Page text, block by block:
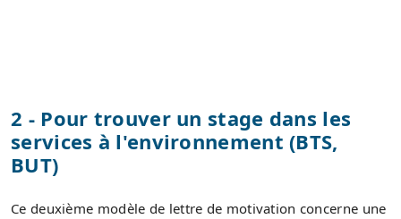
2 - Pour trouver un stage dans les
services à l'environnement (BTS,
BUT)
Ce deuxième modèle de lettre de motivation concerne une